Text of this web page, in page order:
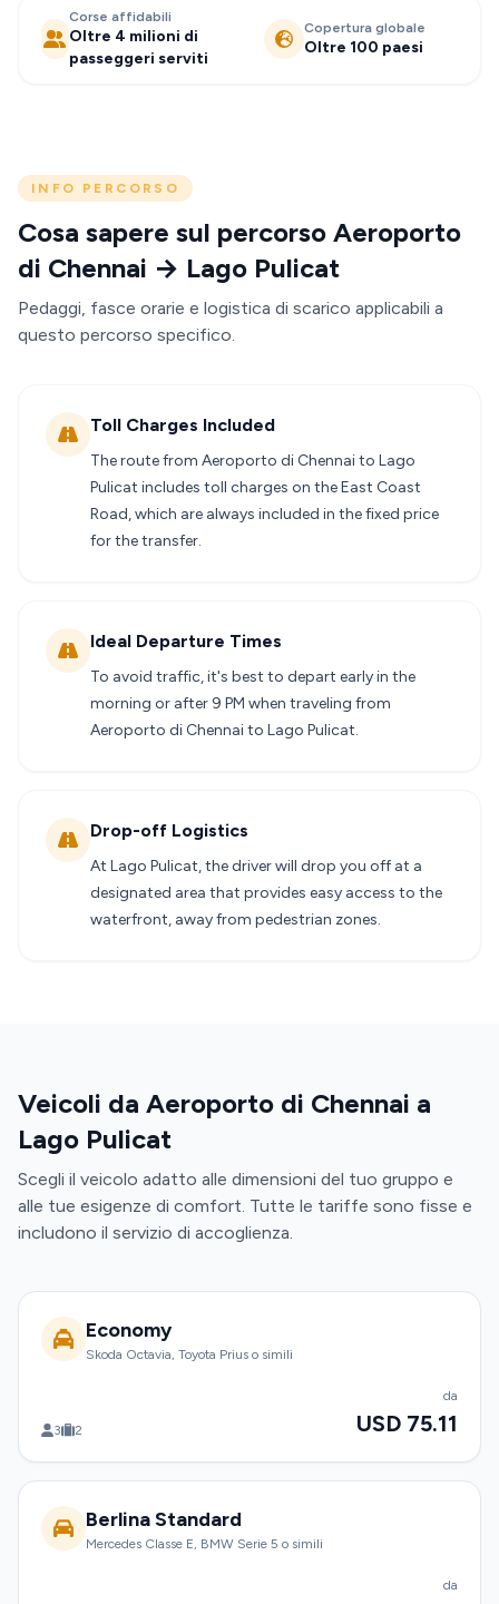
Corse affidabili
Oltre 4 milioni di
passeggeri serviti
Copertura globale
Oltre 100 paesi
INFO PERCORSO
Cosa sapere sul percorso Aeroporto
di Chennai → Lago Pulicat
Pedaggi, fasce orarie e logistica di scarico applicabili a
questo percorso specifico.
Toll Charges Included
The route from Aeroporto di Chennai to Lago
Pulicat includes toll charges on the East Coast
Road, which are always included in the fixed price
for the transfer.
Ideal Departure Times
To avoid traffic, it's best to depart early in the
morning or after 9 PM when traveling from
Aeroporto di Chennai to Lago Pulicat.
Drop-off Logistics
At Lago Pulicat, the driver will drop you off at a
designated area that provides easy access to the
waterfront, away from pedestrian zones.
Veicoli da Aeroporto di Chennai a
Lago Pulicat
Scegli il veicolo adatto alle dimensioni del tuo gruppo e
alle tue esigenze di comfort. Tutte le tariffe sono fisse e
includono il servizio di accoglienza.
Economy
Skoda Octavia, Toyota Prius o simili
3 2
da
USD 75.11
Berlina Standard
Mercedes Classe E, BMW Serie 5 o simili
da